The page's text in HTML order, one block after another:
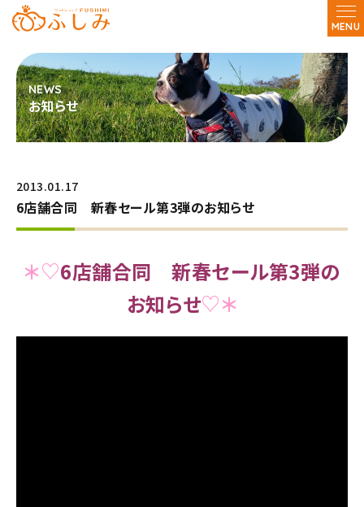
MENU
お知らせ
2013.01.17
6店舗合同 新春セール第3弾のお知らせ
＊♡6店舗合同 新春セール第3弾の
お知らせ♡＊